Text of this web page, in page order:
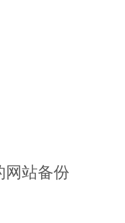
网站备份